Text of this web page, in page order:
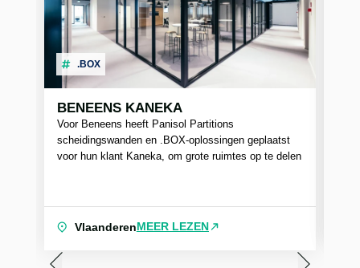
.BOX
BENEENS KANEKA
Voor Beneens heeft Panisol Partitions
scheidingswanden en .BOX-oplossingen geplaatst
voor hun klant Kaneka, om grote ruimtes op te delen
VlaanderenMEER LEZEN